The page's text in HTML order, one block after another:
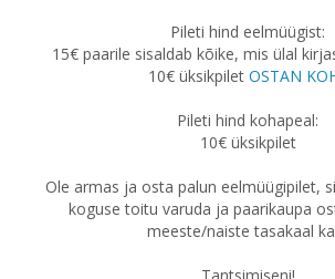
Pileti hind eelmüügist:
15€ paarile sisaldab kõike, mis ülal
10€ üksikpilet OSTAN
Pileti hind kohapeal:
10€ üksikpilet
Ole armas ja osta palun eelmüügipilet,
koguse toitu varuda ja paarikaupa
meeste/naiste tasakaal